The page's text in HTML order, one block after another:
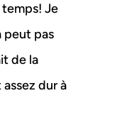
temps! Je
peut pas
de la
dur à